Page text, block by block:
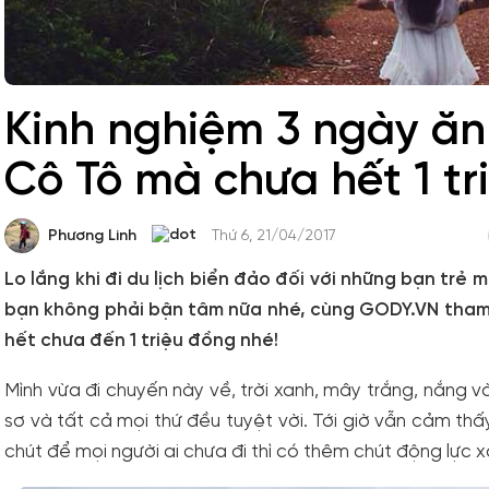
Kinh nghiệm 3 ngày
Cô Tô mà chưa hết 1
Phương Linh Thứ 6, 21/04/2017
Lo lắng khi đi du lịch biển đảo đối với những bạn trẻ
bạn không phải bận tâm nữa nhé, cùng GODY.VN
hết chưa đến 1 triệu đồng nhé!
Mình vừa đi chuyến này về, trời xanh, mây trắng, nắng
sơ và tất cả mọi thứ đều tuyệt vời. Tới giờ vẫn cảm
chút để mọi người ai chưa đi thì có thêm chút động lực